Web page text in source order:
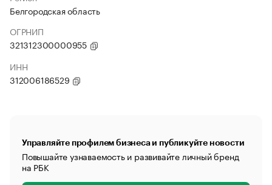
Белгородская область
ОГРНИП
321312300000955
ИНН
312006186529
Управляйте профилем бизнеса и публикуйте новости
Повышайте узнаваемость и развивайте личный бренд
на РБК